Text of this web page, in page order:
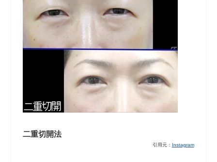
二重切開法
引用元： Instagram